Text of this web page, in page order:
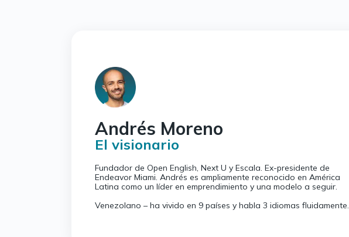
Andrés Moreno
El visionario
Fundador de Open English, Next U y Escala. Ex-presidente de
Endeavor Miami. Andrés es ampliamente reconocido en América
Latina como un líder en emprendimiento y una modelo a seguir.
Venezolano – ha vivido en 9 países y habla 3 idiomas fluidamente.